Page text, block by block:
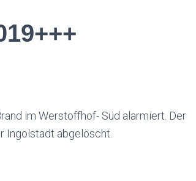
im Werstoffhof- Süd alarmiert. Der
Ingolstadt abgelöscht.